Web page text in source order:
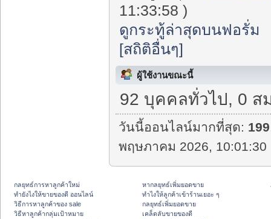
11:33:58 )
ดูกระทู้ล่าสุดบนฟอรั่ม
[สถิติอื่นๆ]
ผู้ใช้งานขณะนี้
92 บุคคลทั่วไป, 0 ส
วันนี้ออนไลน์มากที่สุด: 199
พฤษภาคม 2026, 10:01:30
กลยุทธ์การหาลูกค้าใหม่
ทํายังไงให้ขายของดี ออนไลน์
วิธีการหาลูกค้าของ sale
วิธีหาลูกค้ากลุ่มเป้าหมาย
หากลยุทธ์เพิ่มยอดขาย
ทําไงให้ลูกค้าเข้าร้านเยอะ ๆ
กลยุทธ์เพิ่มยอดขาย
เคล็ดลับขายของดี